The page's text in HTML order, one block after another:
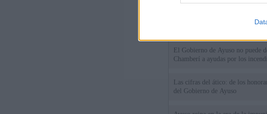
El consejero al que Ayuso
que Madrid no tiene residencia
El Gobierno de Ayuso no puede
Chamberí a ayudas por los
Las cifras del ático: de los
del Gobierno de Ayuso